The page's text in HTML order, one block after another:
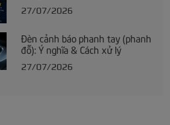
27/07/2026
Đèn cảnh báo phanh tay (phanh
đỗ): Ý nghĩa & Cách xử lý
27/07/2026